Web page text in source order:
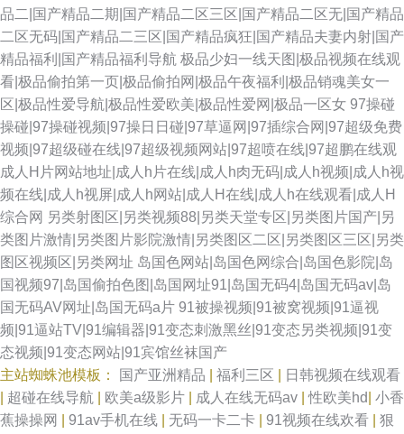
品二|国产精品二期|国产精品二区三区|国产精品二区无|国产精品
二区无码|国产精品二三区|国产精品疯狂|国产精品夫妻内射|国产
精品福利|国产精品福利导航 极品少妇一线天图|极品视频在线观
看|极品偷拍第一页|极品偷拍网|极品午夜福利|极品销魂美女一
区|极品性爱导航|极品性爱欧美|极品性爱网|极品一区女 97操碰
操碰|97操碰视频|97操日日碰|97草逼网|97插综合网|97超级免费
视频|97超级碰在线|97超级视频网站|97超喷在线|97超鹏在线观
成人H片网站地址|成人h片在线|成人h肉无码|成人h视频|成人h视
频在线|成人h视屏|成人h网站|成人H在线|成人h在线观看|成人H
综合网 另类射图区|另类视频88|另类天堂专区|另类图片国产|另
类图片激情|另类图片影院激情|另类图区二区|另类图区三区|另类
图区视频区|另类网址 岛国色网站|岛国色网综合|岛国色影院|岛
国视频97|岛国偷拍色图|岛国网址91|岛国无码4|岛国无码av|岛
国无码AV网址|岛国无码a片 91被操视频|91被窝视频|91逼视
频|91逼站TV|91编辑器|91变态刺激黑丝|91变态另类视频|91变
态视频|91变态网站|91宾馆丝袜国产
主站蜘蛛池模板：
国产亚洲精品 福利三区
日韩视频在线观看
超碰在线导航 欧美a级影片 成人在线无码av |性欧美hd 小香
蕉操操网
91av手机在线 无码一卡二卡 91视频在线欢看
狠